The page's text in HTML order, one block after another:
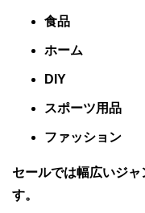
食品
ホーム
DIY
スポーツ用品
ファッション
セールでは幅広いジ
す。